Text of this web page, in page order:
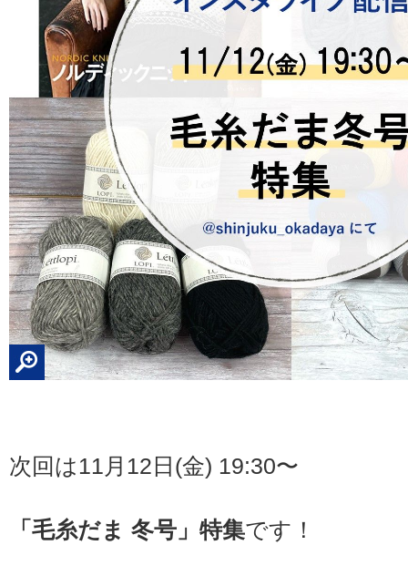
次回は11月12日(金) 19:30〜
「毛糸だま 冬号」特集です！